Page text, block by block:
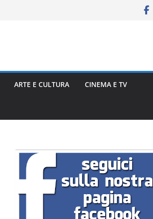
ARTE E CULTURA CINEMA E TV